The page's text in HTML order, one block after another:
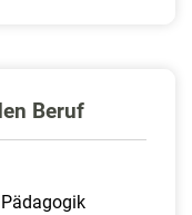
Beruf